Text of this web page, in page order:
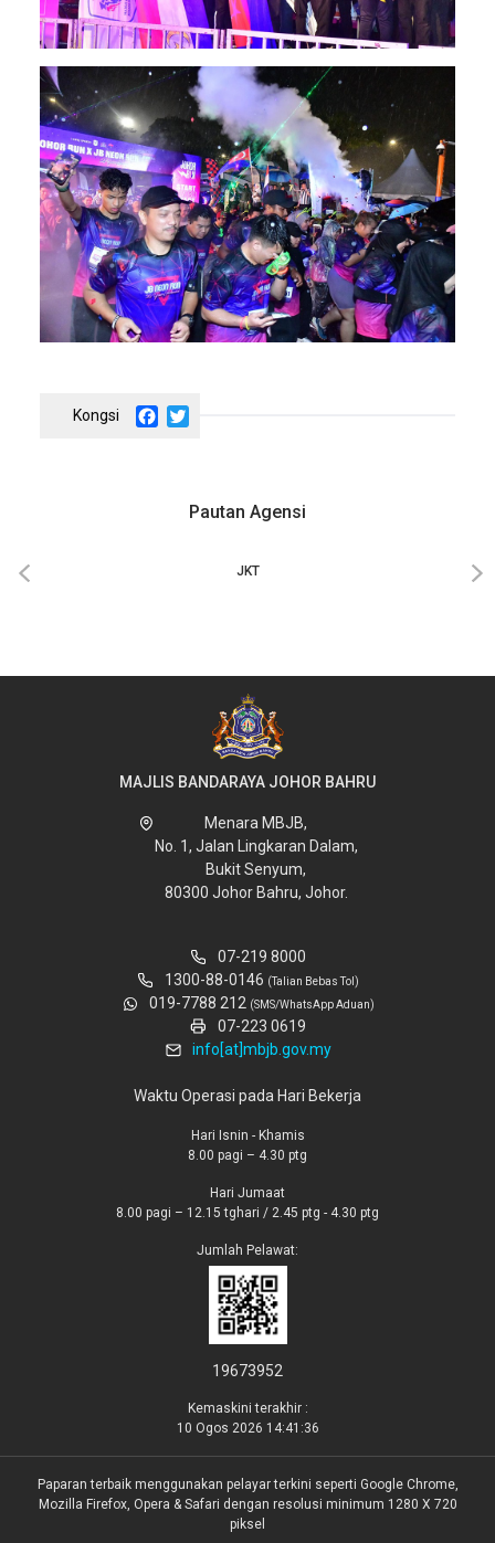
Facebook
Pautan Agensi
‹ ›
MAJLIS BANDARAYA JOHOR BAHRU
Menara MBJB,
No. 1, Jalan Lingkaran Dalam,
Bukit Senyum,
80300 Johor Bahru, Johor.
07-219 8000
1300-88-0146 (Talian Bebas Tol)
019-7788 212 (SMS/WhatsApp Aduan)
07-223 0619
info[at]mbjb.gov.my
Waktu Operasi pada Hari Bekerja
Hari Isnin - Khamis
8.00 pagi – 4.30 ptg
Hari Jumaat
8.00 pagi – 12.15 tghari / 2.45 ptg - 4.30 ptg
Jumlah Pelawat:
19673952
Kemaskini terakhir :
10 Ogos 2026 14:41:36
Paparan terbaik menggunakan pelayar terkini seperti Google Chrome,
Mozilla Firefox, Opera & Safari dengan resolusi minimum 1280 X 720
piksel